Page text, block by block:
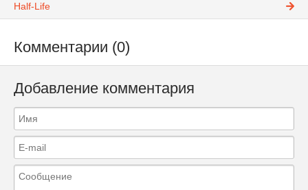
Half-Life
Комментарии (0)
Добавление комментария